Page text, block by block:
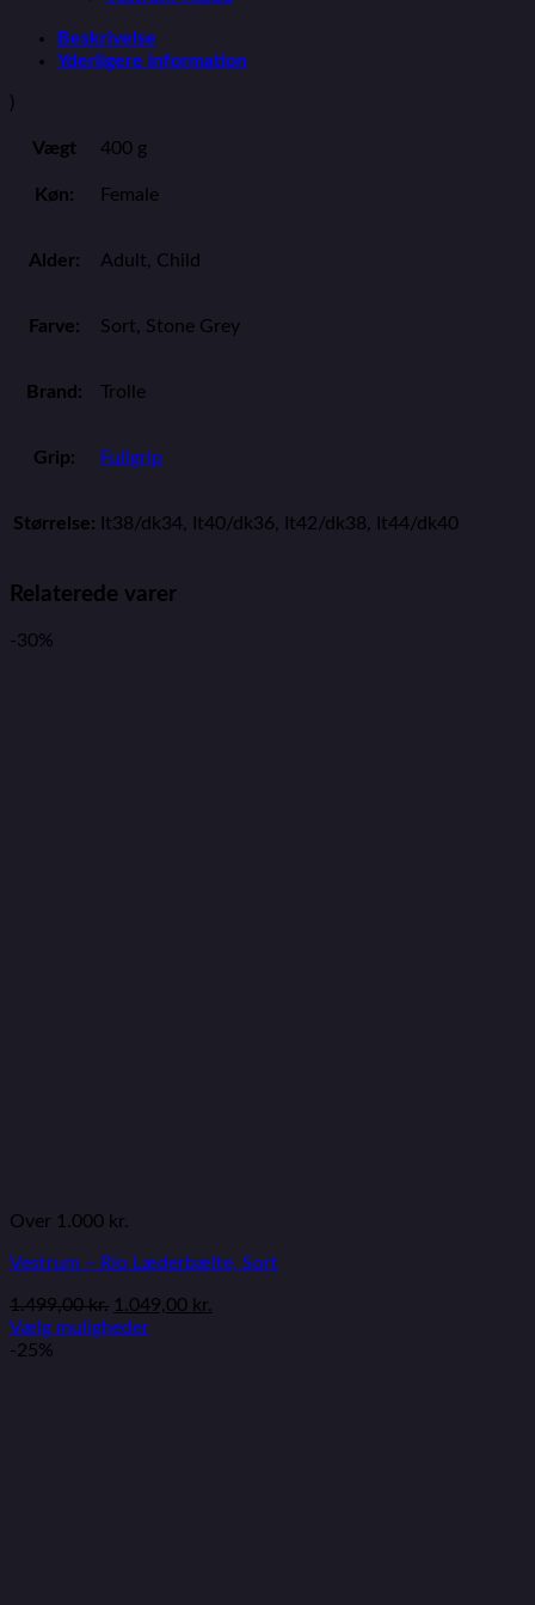
Beskrivelse
Yderligere information
)
Vægt 400 g
Køn: Female
Alder: Adult, Child
Farve: Sort, Stone Grey
Brand: Trolle
Grip: Fullgrip
Størrelse: It38/dk34, It40/dk36, It42/dk38, It44/dk40
Relaterede varer
-30%
Over 1.000 kr.
Vestrum – Rio Læderbælte, Sort
1.499,00kr. 1.049,00 kr.
Vælg muligheder
-25%